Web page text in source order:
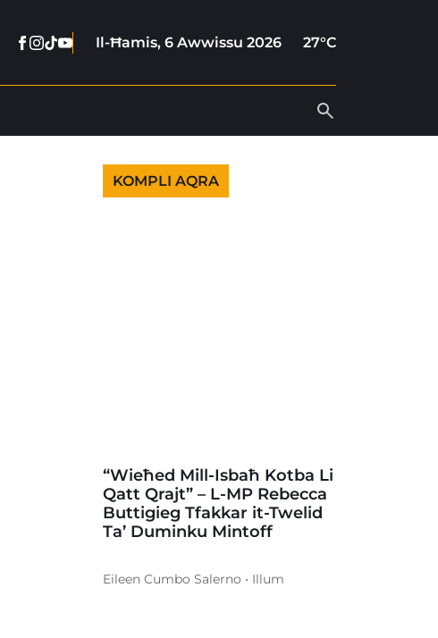
Facebook
Instagram
Tiktok
YoutubeIl-Ħamis, 6 Awwissu 2026 27°C
KOMPLI AQRA
“Wieħed Mill-Isbaħ Kotba Li
Qatt Qrajt” – L-MP Rebecca
Buttigieg Tfakkar it-Twelid
Ta’ Duminku Mintoff
Eileen Cumbo Salerno • Illum